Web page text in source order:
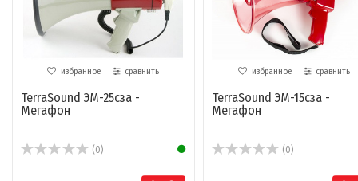
избранное сравнить
TerraSound ЭМ-25сза -
Мегафон
(0)
избранное сравнить
TerraSound ЭМ-15сза -
Мегафон
(0)